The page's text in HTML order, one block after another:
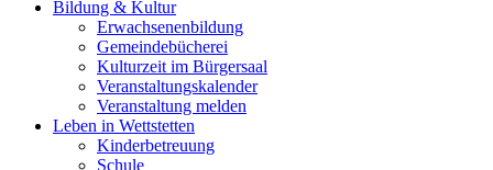
Bildung & Kultur
Erwachsenenbildung
Gemeindebücherei
Kulturzeit im Bürgersaal
Veranstaltungskalender
Veranstaltung melden
Leben in Wettstetten
Kinderbetreuung
Schule